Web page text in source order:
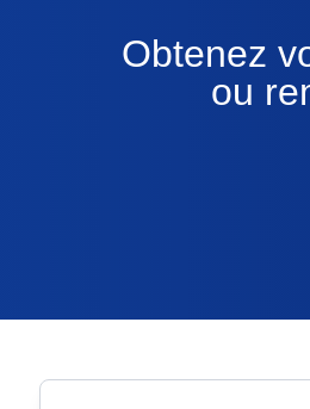
Obtenez
ou